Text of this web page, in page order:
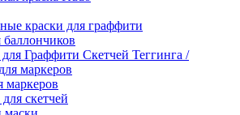
краски для граффити
Граффити Скетчей Теггинга /
маркеров
маркеров
скетчей